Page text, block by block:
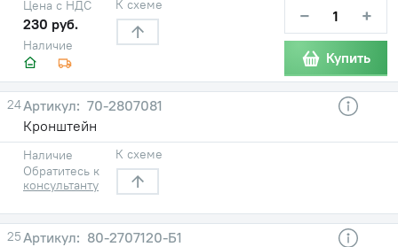
Наличие
Цена с НДС
230 руб.
К схеме − +
Купить
24
70-2807081
Кронштейн
Наличие
Обратитесь к
консультанту
К схеме
25
80-2707120-Б1